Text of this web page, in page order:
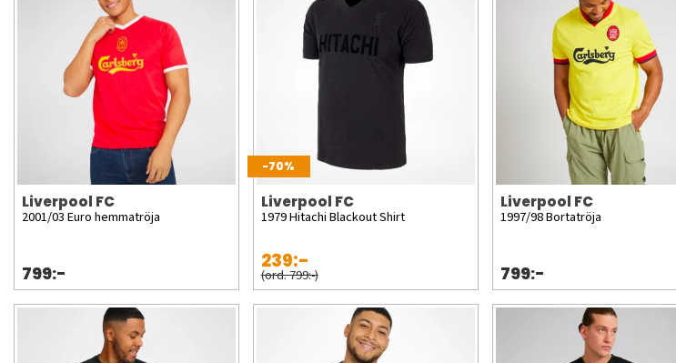
Liverpool FC
2001/03 Euro hemmatröja
799:-
-70%
Liverpool FC
1979 Hitachi Blackout Shirt
239:-
(ord. 799:-)
Liverpool FC
1997/98 Bortatröja
799:-